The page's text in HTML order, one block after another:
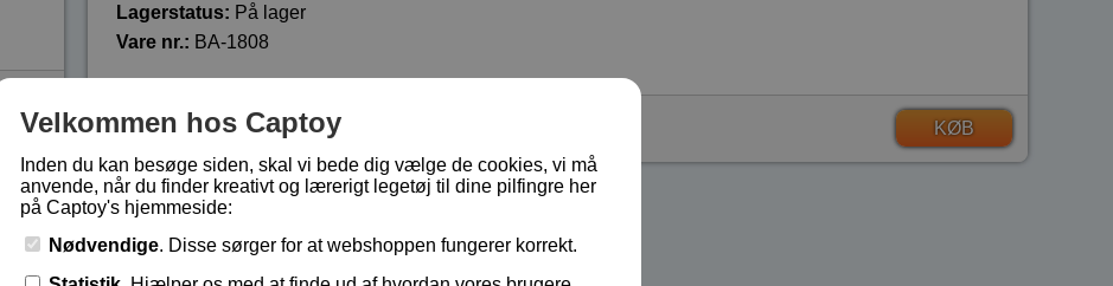
Lagerstatus: På lager
Vare nr.: BA-1808
kr 139,- KØB
Velkommen hos Captoy
Inden du kan besøge siden, skal vi bede dig vælge de cookies, vi må
anvende, når du finder kreativt og lærerigt legetøj til dine pilfingre her
på Captoy's hjemmeside:
Nødvendige. Disse sørger for at webshoppen fungerer korrekt.